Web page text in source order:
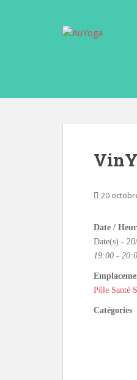
20
Date /
Date(s) -
19:00 -
Pôle Santé
Catégories